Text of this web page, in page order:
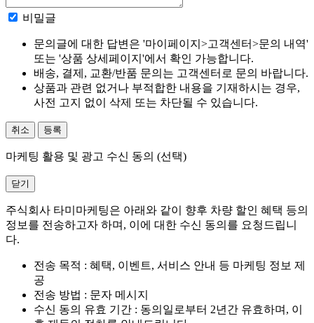
비밀글
문의글에 대한 답변은 '마이페이지>고객센터>문의 내역'
또는 '상품 상세페이지'에서 확인 가능합니다.
배송, 결제, 교환/반품 문의는 고객센터로 문의 바랍니다.
상품과 관련 없거나 부적합한 내용을 기재하시는 경우,
사전 고지 없이 삭제 또는 차단될 수 있습니다.
취소 등록
마케팅 활용 및 광고 수신 동의 (선택)
닫기
주식회사 타미마케팅은 아래와 같이 향후 차량 할인 혜택 등의
정보를 전송하고자 하며, 이에 대한 수신 동의를 요청드립니
다.
전송 목적 : 혜택, 이벤트, 서비스 안내 등 마케팅 정보 제
공
전송 방법 : 문자 메시지
수신 동의 유효 기간 : 동의일로부터 2년간 유효하며, 이